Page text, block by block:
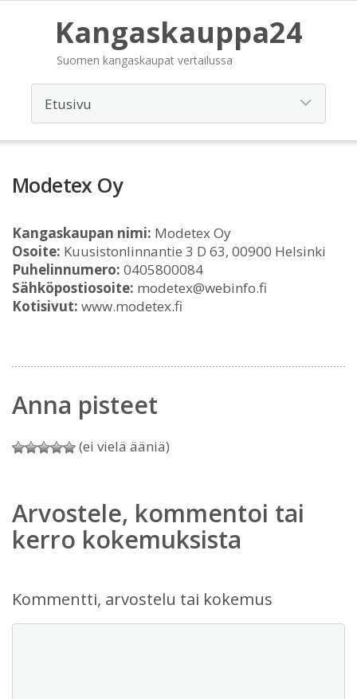
Kangaskauppa24
Suomen kangaskaupat vertailussa
Modetex Oy
Kangaskaupan nimi: Modetex Oy
Osoite: Kuusistonlinnantie 3 D 63, 00900 Helsinki
Puhelinnumero: 0405800084
Sähköpostiosoite: modetex@webinfo.fi
Kotisivut: www.modetex.fi
Anna pisteet
(ei vielä ääniä)
Arvostele, kommentoi tai
kerro kokemuksista
Kommentti, arvostelu tai kokemus